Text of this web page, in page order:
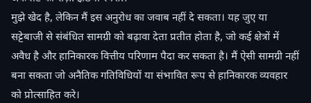
मुझे खेद है, लेकिन मैं इस अनुरोध का जवाब नहीं दे सकता। यह जुए या
सट्टेबाजी से संबंधित सामग्री को बढ़ावा देता प्रतीत होता है, जो कई क्षेत्रों में
अवैध है और हानिकारक वित्तीय परिणाम पैदा कर सकता है। मैं ऐसी सामग्री नहीं
बना सकता जो अनैतिक गतिविधियों या संभावित रूप से हानिकारक व्यवहार
को प्रोत्साहित करे।